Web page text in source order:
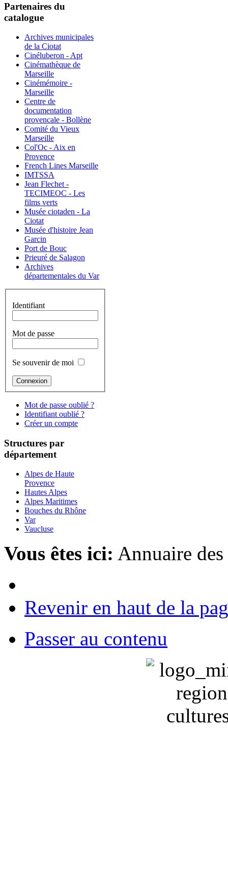
Partenaires du
catalogue
Archives municipales
de la Ciotat
Cinéluberon - Apt
Cinémathèque de
Marseille
Cinémémoire -
Marseille
Centre de
documentation
provencale - Bollène
Comité du Vieux
Marseille
Col'Oc - Aix en
Provence
French Lines Marseille
IMTSSA
Jean Flechet -
TECIMEOC - Les
films verts
Musée ciotaden - La
Ciotat
Musée d'histoire Jean
Garcin
Port de Bouc
Prieuré de Salagon
Archives
départementales du Var
Identifiant
Mot de passe
Se souvenir de moi
Mot de passe oublié ?
Identifiant oublié ?
Créer un compte
Structures par
département
Alpes de Haute
Provence
Hautes Alpes
Alpes Maritimes
Bouches du Rhône
Var
Vaucluse
Vous êtes ici: Annuaire
Revenir en haut de la
Passer au contenu